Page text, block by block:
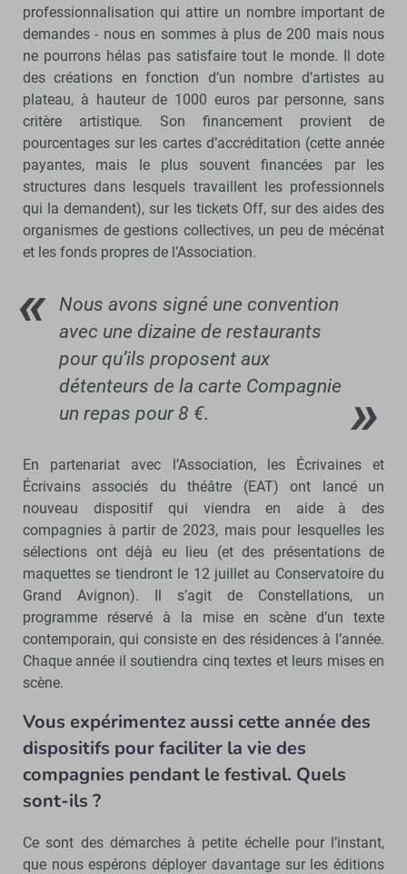
professionnalisation qui attire un nombre important de
demandes - nous en sommes à plus de 200 mais nous
ne pourrons hélas pas satisfaire tout le monde. Il dote
des créations en fonction d’un nombre d’artistes au
plateau, à hauteur de 1000 euros par personne, sans
critère artistique. Son financement provient de
pourcentages sur les cartes d’accréditation (cette année
payantes, mais le plus souvent financées par les
structures dans lesquels travaillent les professionnels
qui la demandent), sur les tickets Off, sur des aides des
organismes de gestions collectives, un peu de mécénat
et les fonds propres de l’Association.
Nous avons signé une convention
avec une dizaine de restaurants
pour qu’ils proposent aux
détenteurs de la carte Compagnie
un repas pour 8 €.
En partenariat avec l’Association, les Écrivaines et
Écrivains associés du théâtre (EAT) ont lancé un
nouveau dispositif qui viendra en aide à des
compagnies à partir de 2023, mais pour lesquelles les
sélections ont déjà eu lieu (et des présentations de
maquettes se tiendront le 12 juillet au Conservatoire du
Grand Avignon). Il s’agit de Constellations, un
programme réservé à la mise en scène d’un texte
contemporain, qui consiste en des résidences à l’année.
Chaque année il soutiendra cinq textes et leurs mises en
scène.
Vous expérimentez aussi cette année des
dispositifs pour faciliter la vie des
compagnies pendant le festival. Quels
sont-ils ?
Ce sont des démarches à petite échelle pour l’instant,
que nous espérons déployer davantage sur les éditions